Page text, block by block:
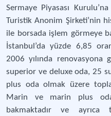
Sermaye Piyasası
Turistik Anonim Şirketi’nin
ile borsada işlem görmeye
İstanbul’da yüzde 6,85
2006 yılında
superior ve deluxe oda, 25
plus oda olmak üzere
Marin ve marin plus
bakmaktadır ve